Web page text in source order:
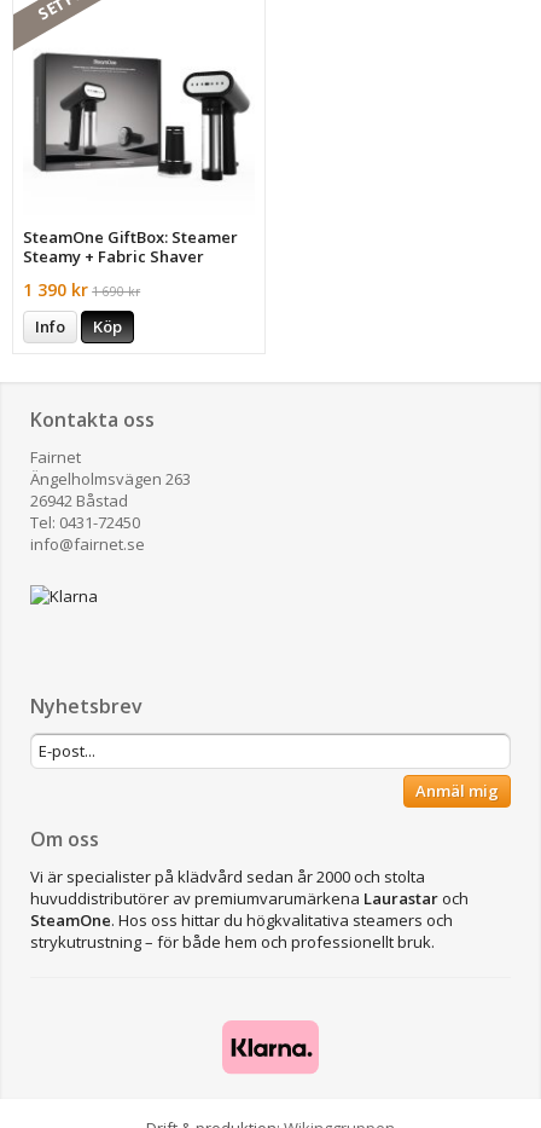
SteamOne GiftBox: Steamer
Steamy + Fabric Shaver
1 390 kr 1 690 kr
Info Köp
Kontakta oss
Fairnet
Ängelholmsvägen 263
26942 Båstad
Tel: 0431-72450
​info@fairnet.se
Nyhetsbrev
Anmäl mig
Om oss
Vi är specialister på klädvård sedan år 2000 och stolta
huvuddistributörer av premiumvarumärkena Laurastaroch
SteamOne. Hos oss hittar du högkvalitativa steamers och
strykutrustning – för både hem och professionellt bruk.